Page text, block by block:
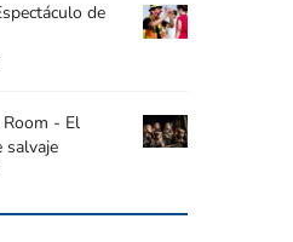
de
Room - El
salvaje